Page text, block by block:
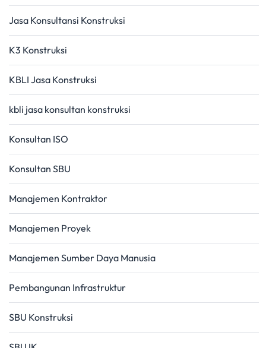
Jasa Konsultansi Konstruksi
K3 Konstruksi
KBLI Jasa Konstruksi
kbli jasa konsultan konstruksi
Konsultan ISO
Konsultan SBU
Manajemen Kontraktor
Manajemen Proyek
Manajemen Sumber Daya Manusia
Pembangunan Infrastruktur
SBU Konstruksi